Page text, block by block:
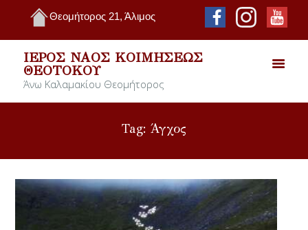
Θεομήτορος 21, Άλιμος
ΙΕΡΌΣ ΝΑΌΣ ΚΟΙΜΉΣΕΩΣ
ΘΕΟΤΌΚΟΥ
Άνω Καλαμακίου Θεομήτορος
Tag: Άγχος